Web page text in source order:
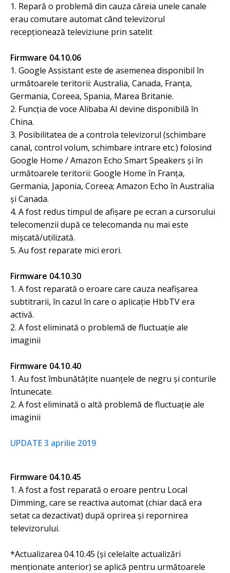
1. Repară o problemă din cauza căreia unele canale
erau comutare automat când televizorul
recepționează televiziune prin satelit
Firmware 04.10.06
1. Google Assistant este de asemenea disponibil în
următoarele teritorii: Australia, Canada, Franța,
Germania, Coreea, Spania, Marea Britanie.
2. Funcția de voce Alibaba AI devine disponibilă în
China.
3. Posibilitatea de a controla televizorul (schimbare
canal, control volum, schimbare intrare etc.) folosind
Google Home / Amazon Echo Smart Speakers și în
următoarele teritorii: Google Home în Franța,
Germania, Japonia, Coreea; Amazon Echo în Australia
și Canada.
4. A fost redus timpul de afișare pe ecran a cursorului
telecomenzii după ce telecomanda nu mai este
mișcată/utilizată.
5. Au fost reparate mici erori.
Firmware 04.10.30
1. A fost reparată o eroare care cauza neafișarea
subtitrarii, în cazul în care o aplicație HbbTV era
activă.
2. A fost eliminată o problemă de fluctuație ale
imaginii
Firmware 04.10.40
1. Au fost îmbunătățite nuanțele de negru și conturile
întunecate.
2. A fost eliminată o altă problemă de fluctuație ale
imaginii
UPDATE 3 aprilie 2019
Firmware 04.10.45
1. A fost a fost reparată o eroare pentru Local
Dimming, care se reactiva automat (chiar dacă era
setat ca dezactivat) după oprirea și repornirea
televizorului.
*Actualizarea 04.10.45 (și celelalte actualizări
menționate anterior) se aplică pentru următoarele